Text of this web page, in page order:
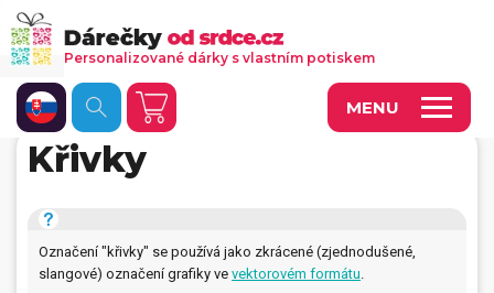
MENU
Fotoobrazy a dekorace
Kalendáře s vlastními fotkami
Trička a oděvy
Personalizované dárky s vlastním potiskem
Křivky
Označení "křivky" se používá jako zkrácené (zjednodušené,
slangové) označení grafiky ve vektorovém formátu.